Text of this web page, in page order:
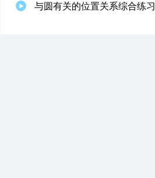
与圆有关的位置关系综合练习